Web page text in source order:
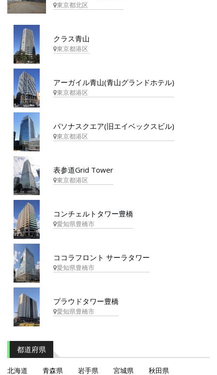
東京都北区
クラス青山
東京都港区
アーガイル青山(青山グランドホテル)
東京都港区
パソナスクエア(旧エイベックスビル)
東京都港区
表参道Grid Tower
東京都港区
コンチェルトタワー豊橋
愛知県豊橋市
ココラフロント サーラタワー
愛知県豊橋市
プラウドタワー豊橋
愛知県豊橋市
都道府県
北海道 青森県 岩手県 宮城県
秋田県